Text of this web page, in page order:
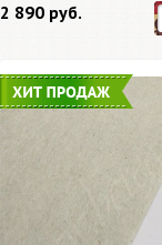
2 890 руб.